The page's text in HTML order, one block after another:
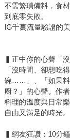
不需繁瑣備料，食
到底零失敗。
IG千萬流量驗證的
▍正中你的心聲「
「沒時間、卻想吃
碗……」、「如果料
廚？」的心聲。作
料理的溫度與日常
自由又滿足的時光。
▍網友狂讚：10分